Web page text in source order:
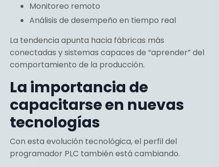
Monitoreo remoto
Análisis de desempeño en tiempo real
La tendencia apunta hacia fábricas más
conectadas y sistemas capaces de “aprender” del
comportamiento de la producción.
La importancia de
capacitarse en nuevas
tecnologías
Con esta evolución tecnológica, el perfil del
programador PLC también está cambiando.